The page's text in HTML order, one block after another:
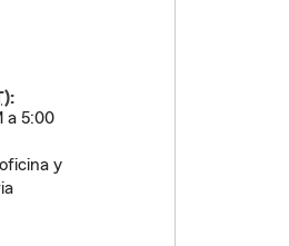
):
a 5:00
y